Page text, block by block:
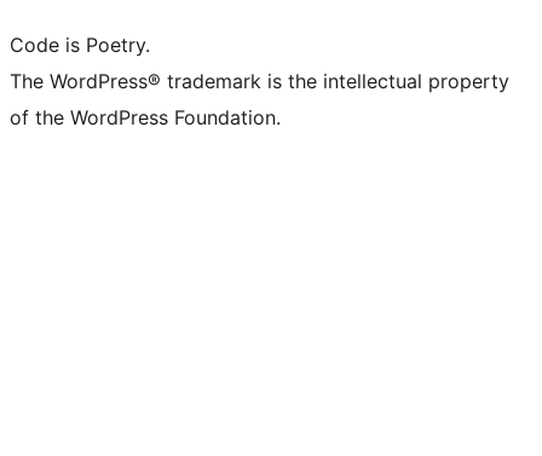
Code is Poetry.
The WordPress® trademark is the intellectual property
of the WordPress Foundation.